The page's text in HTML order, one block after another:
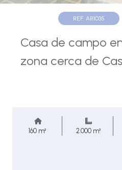
REF. AR1035
Casa de campo
zona cerca de
160 m² 2.000 m²